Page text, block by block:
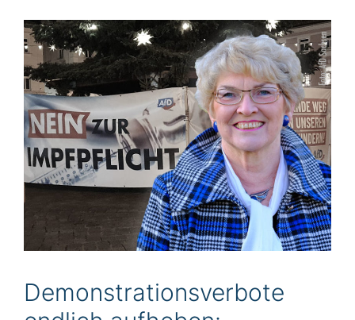
Demonstrationsverbote